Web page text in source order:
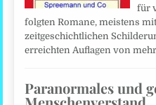
für
folgten Romane, meistens
zeitgeschichtlichen
erreichten Auflagen von
Paranormales und